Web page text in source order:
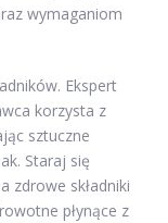
wymaganiom
Ekspert
korzysta z
sztuczne
Staraj się
zdrowe składniki
płynące z